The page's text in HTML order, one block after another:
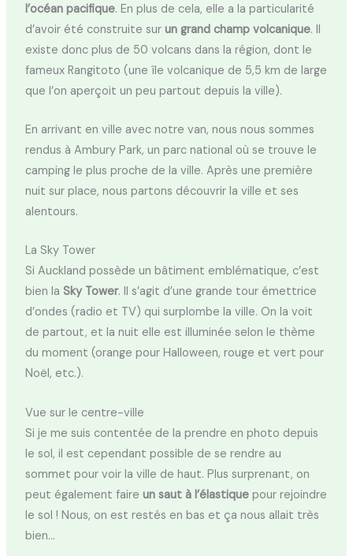
l’océan pacifique. En plus de cela, elle a la particularité
d’avoir été construite sur un grand champ volcanique. Il
existe donc plus de 50 volcans dans la région, dont le
fameux Rangitoto (une île volcanique de 5,5 km de large
que l’on aperçoit un peu partout depuis la ville).
En arrivant en ville avec notre van, nous nous sommes
rendus à Ambury Park, un parc national où se trouve le
camping le plus proche de la ville. Après une première
nuit sur place, nous partons découvrir la ville et ses
alentours.
La Sky Tower
Si Auckland possède un bâtiment emblématique, c’est
bien la Sky Tower. Il s’agit d’une grande tour émettrice
d’ondes (radio et TV) qui surplombe la ville. On la voit
de partout, et la nuit elle est illuminée selon le thème
du moment (orange pour Halloween, rouge et vert pour
Noël, etc.).
Vue sur le centre-ville
Si je me suis contentée de la prendre en photo depuis
le sol, il est cependant possible de se rendre au
sommet pour voir la ville de haut. Plus surprenant, on
peut également faire un saut à l’élastiquepour rejoindre
le sol ! Nous, on est restés en bas et ça nous allait très
bien…